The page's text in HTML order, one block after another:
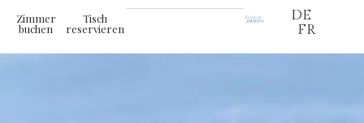
Zimmer
buchen
Tisch
reservieren
DE
FR